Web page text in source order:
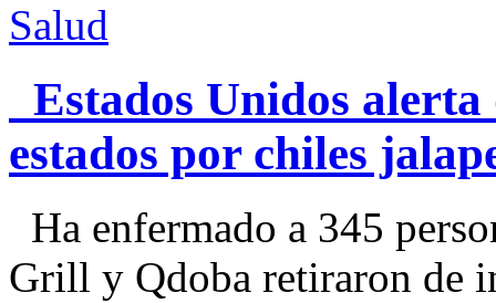
Salud
Estados Unidos alerta
estados por chiles
Ha enfermado a 345
Grill y Qdoba retiraron de